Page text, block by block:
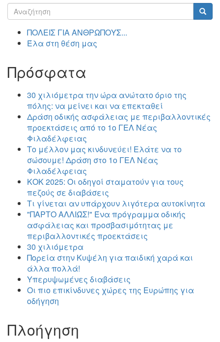
Φόρμα
αναζήτησης
ΠΟΛΕΙΣ ΓΙΑ ΑΝΘΡΩΠΟΥΣ...
Έλα στη θέση μας
Πρόσφατα
30 χιλιόμετρα την ώρα ανώτατο όριο της
πόλης: να μείνει και να επεκταθεί
Δράση οδικής ασφάλειας με περιβαλλοντικές
προεκτάσεις από το 1ο ΓΕΛ Νέας
Φιλαδέλφειας
Το μέλλον μας κινδυνεύει! Ελάτε να το
σώσουμε! Δράση στο 1ο ΓΕΛ Νέας
Φιλαδέλφειας
ΚΟΚ 2025: Οι οδηγοί σταματούν για τους
πεζούς σε διαβάσεις
Τι γίνεται αν υπάρχουν λιγότερα αυτοκίνητα
"ΠΑΡΤΟ ΑΛΛΙΏΣ!" Ένα πρόγραμμα οδικής
ασφάλειας και προσβασιμότητας με
περιβαλλοντικές προεκτάσεις
30 χιλιόμετρα
Πορεία στην Κυψέλη για παιδική χαρά και
άλλα πολλά!
Υπερυψωμένες διαβάσεις
Οι πιο επικίνδυνες χώρες της Ευρώπης για
οδήγηση
Πλοήγηση